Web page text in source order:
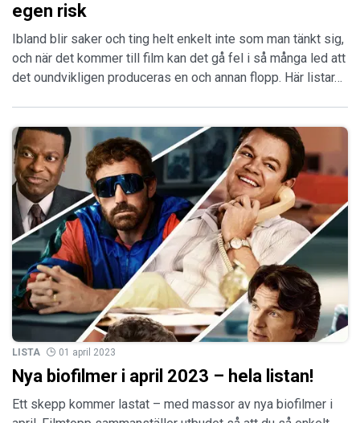
egen risk
Ibland blir saker och ting helt enkelt inte som man tänkt sig,
och när det kommer till film kan det gå fel i så många led att
det oundvikligen produceras en och annan flopp. Här listar…
LISTA 01 april 2023
Nya biofilmer i april 2023 – hela listan!
Ett skepp kommer lastat – med massor av nya biofilmer i